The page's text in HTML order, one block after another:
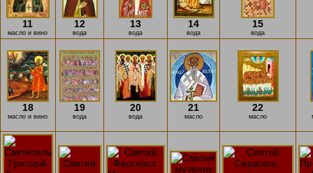
11
масло и вино
12
вода
13
вода
14
вода
15
вода
18
масло и вино
19
вода
20
вода
21
масло
22
масло